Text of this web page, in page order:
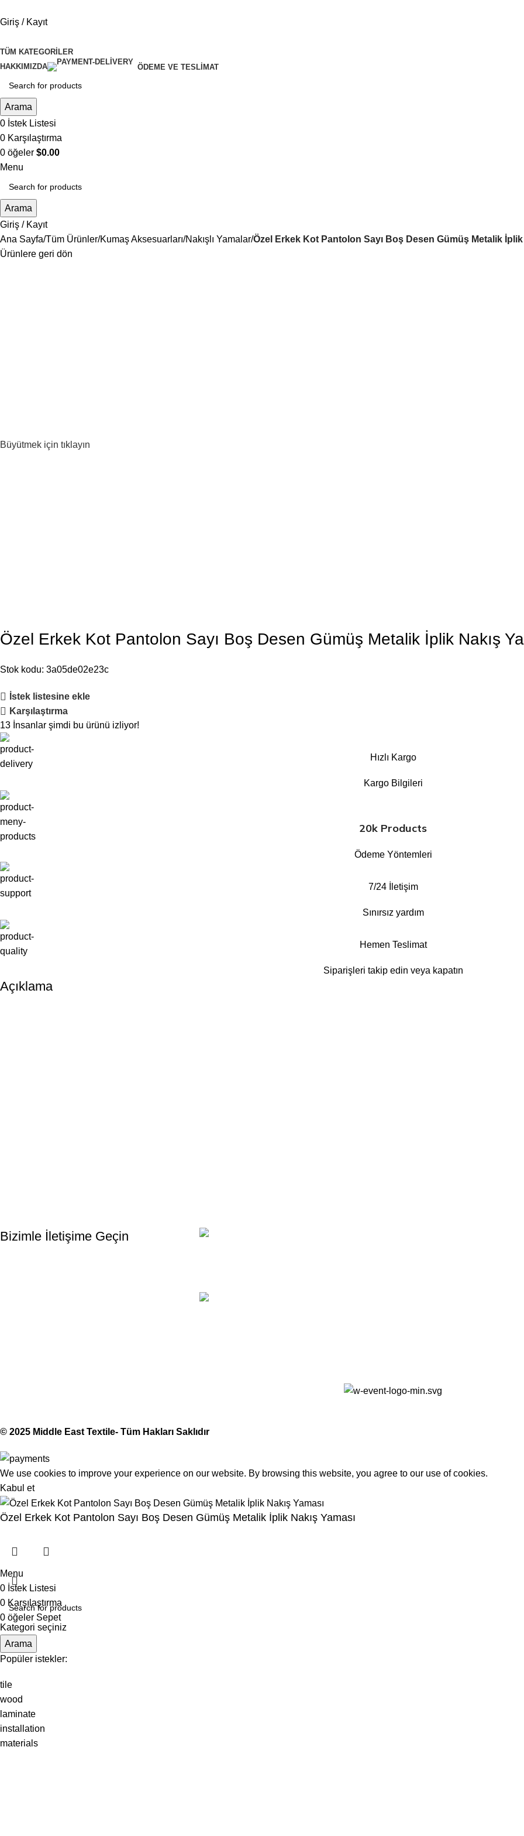
Giriş / Kayıt
TÜM KATEGORILER
HAKKIMIZDA
ÖDEME VE TESLIMAT
Arama
0 İstek Listesi
0 Karşılaştırma
0 öğeler $0.00
Menu
Arama
Giriş / Kayıt
Ana Sayfa Tüm Ürünler Kumaş Aksesuarları Nakışlı Yamalar Özel Erkek Kot Pantolon Sayı Boş Desen Gümüş Metalik İplik
Ürünlere geri dön
Büyütmek için tıklayın
Özel Erkek Kot Pantolon Sayı Boş Desen Gümüş Metalik İplik Nakış
Stok kodu: 3a05de02e23c
İstek listesine ekle
Karşılaştırma
13 İnsanlar şimdi bu ürünü izliyor!
Hızlı Kargo
Kargo Bilgileri
20k Products
Ödeme Yöntemleri
7/24 İletişim
Sınırsız yardım
Hemen Teslimat
Siparişleri takip edin veya kapatın
Açıklama
Bizimle İletişime Geçin
© 2025 Middle East Textile- Tüm Hakları Saklıdır
We use cookies to improve your experience on our website. By browsing this website, you agree to our use of cookies.
Kabul et
Özel Erkek Kot Pantolon Sayı Boş Desen Gümüş Metalik İplik Nakış Yaması
Kategori seçiniz
Arama
Popüler istekler:
tile
wood
laminate
installation
materials
Menu
0 İstek Listesi
0 Karşılaştırma
0 öğeler Sepet